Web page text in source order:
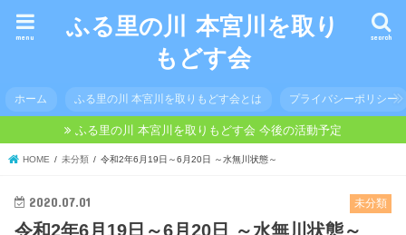
ふる里の川 本宮川を取り
もどす会
search
menu
ホーム ふる里の川 本宮川を取りもどす会とは プライバシーポリシー
ふる里の川 本宮川を取りもどす会 今後の活動予定
HOME 未分類 令和2年6月19日～6月20日 ～水無川状態～
未分類
2020.07.01
令和2年6月19日～6月20日 ～水無川状態～